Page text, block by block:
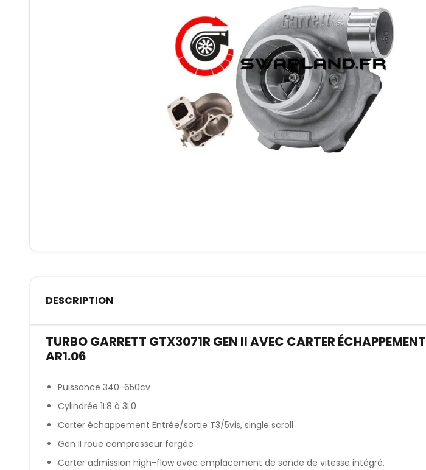
DESCRIPTION
TURBO GARRETT GTX3071R GEN II AVEC CARTER ÉCHAPPEMENT
AR1.06
Puissance 340-650cv
Cylindrée 1L8 à 3L0
Carter échappement Entrée/sortie T3/5vis, single scroll
Gen II roue compresseur forgée
Carter admission high-flow avec emplacement de sonde de vitesse intégré.